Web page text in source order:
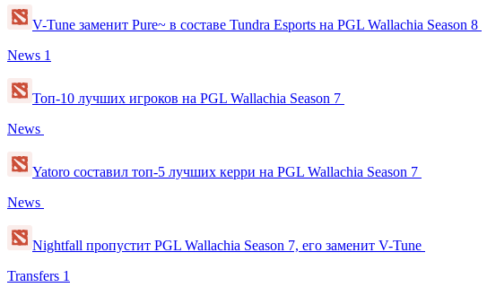
V-Tune заменит Pure~ в составе Tundra Esports на PGL Wallachia Season 8
News 1
Топ-10 лучших игроков на PGL Wallachia Season 7
News
Yatoro составил топ-5 лучших керри на PGL Wallachia Season 7
News
Nightfall пропустит PGL Wallachia Season 7, его заменит V-Tune
Transfers 1